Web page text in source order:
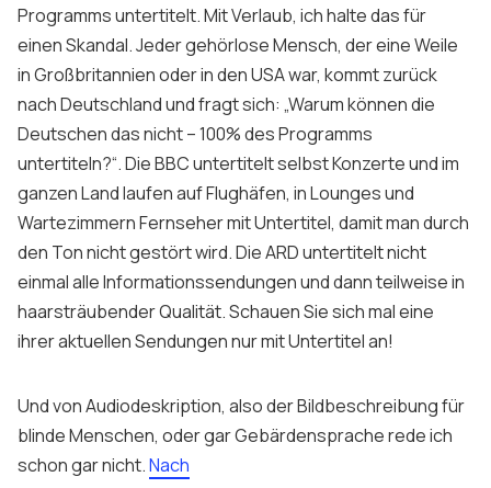
Programms untertitelt. Mit Verlaub, ich halte das für
einen Skandal. Jeder gehörlose Mensch, der eine Weile
in Großbritannien oder in den USA war, kommt zurück
nach Deutschland und fragt sich: „Warum können die
Deutschen das nicht – 100% des Programms
untertiteln?“. Die BBC untertitelt selbst Konzerte und im
ganzen Land laufen auf Flughäfen, in Lounges und
Wartezimmern Fernseher mit Untertitel, damit man durch
den Ton nicht gestört wird. Die ARD untertitelt nicht
einmal alle Informationssendungen und dann teilweise in
haarsträubender Qualität. Schauen Sie sich mal eine
ihrer aktuellen Sendungen nur mit Untertitel an!
Und von Audiodeskription, also der Bildbeschreibung für
blinde Menschen, oder gar Gebärdensprache rede ich
schon gar nicht.Nach